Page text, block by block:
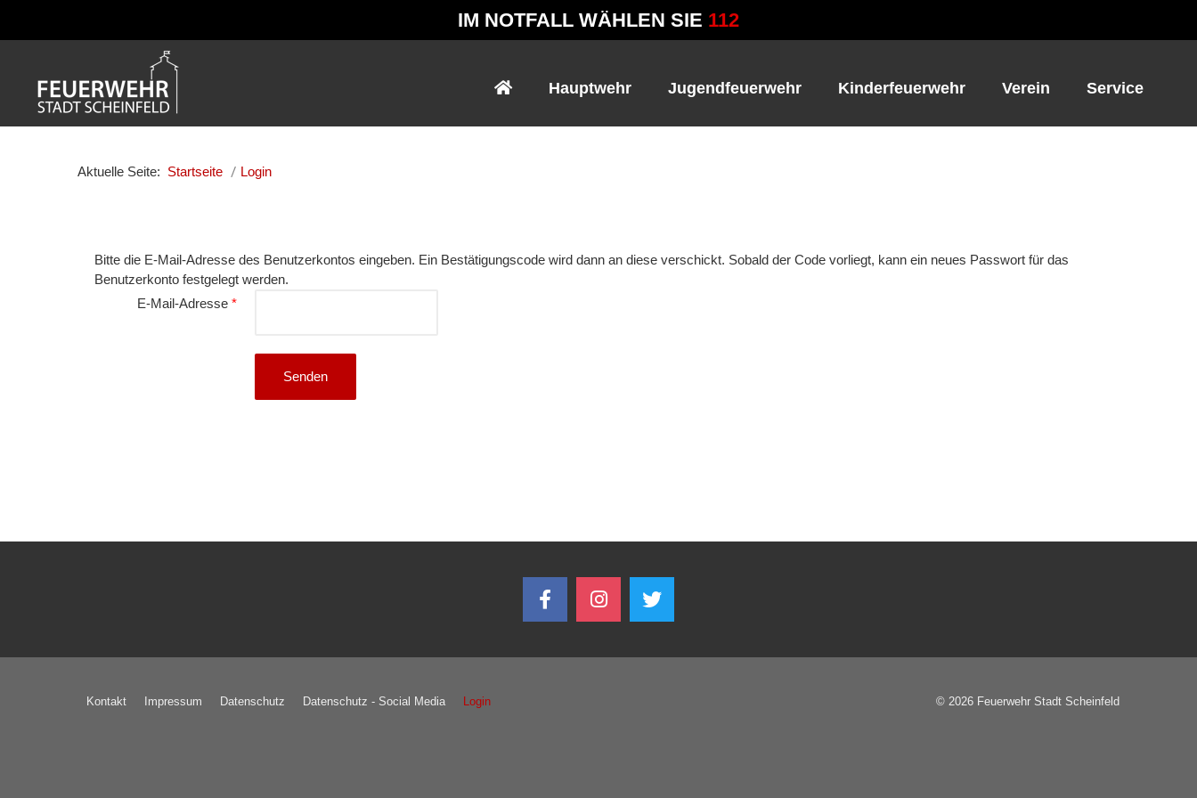
IM NOTFALL WÄHLEN SIE 112
Hauptwehr Jugendfeuerwehr Kinderfeuerwehr Verein Service
Aktuelle Seite: Startseite Login
Bitte die E-Mail-Adresse des Benutzerkontos eingeben. Ein Bestätigungscode wird dann an diese verschickt. Sobald der Code vorliegt, kann ein neues Passwort für das
Benutzerkonto festgelegt werden.
E-Mail-Adresse *
Senden
Kontakt Impressum Datenschutz Datenschutz - Social Media Login © 2026 Feuerwehr Stadt Scheinfeld